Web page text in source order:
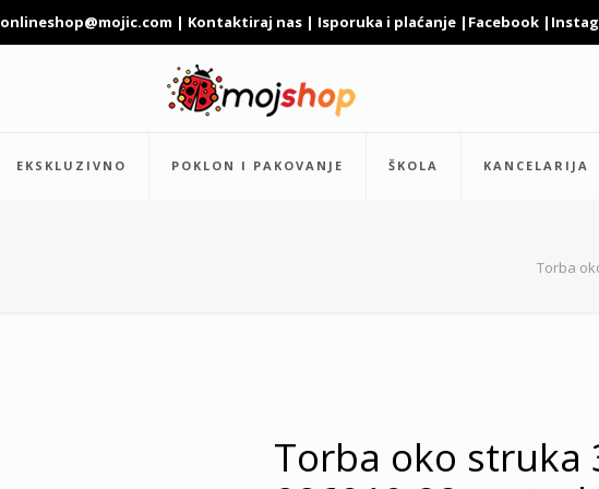
onlineshop@mojic.com | Kontaktiraj nas | Isporuka i plaćanje | Facebook |
EKSKLUZIVNO POKLON I PAKOVANJE ŠKOLA KANCELARIJA
Torba
Torba oko struka